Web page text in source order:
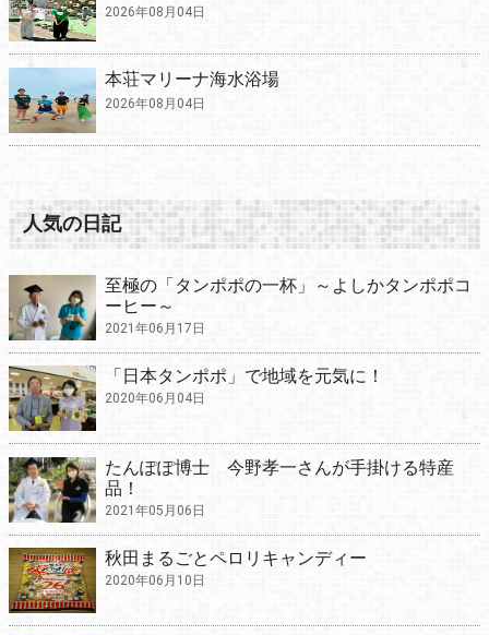
2026年08月04日
本荘マリーナ海水浴場
2026年08月04日
人気の日記
至極の「タンポポの一杯」～よしかタンポポコ
ーヒー～
2021年06月17日
「日本タンポポ」で地域を元気に！
2020年06月04日
たんぽぽ博士 今野孝一さんが手掛ける特産
品！
2021年05月06日
秋田まるごとペロリキャンディー
2020年06月10日